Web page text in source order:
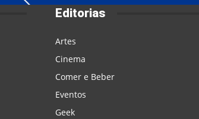
Editorias
Artes
Cinema
Comer e Beber
Eventos
Geek